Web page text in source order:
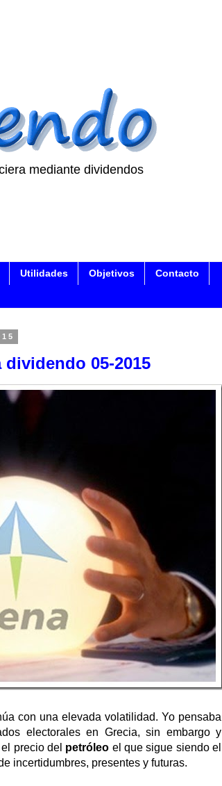
mediante dividendos
Utilidades Objetivos Contacto
05-2015
con una elevada volatilidad. Yo pensaba
electorales en Grecia, sin embargo y
precio del petróleo el que sigue siendo el
incertidumbres, presentes y futuras.